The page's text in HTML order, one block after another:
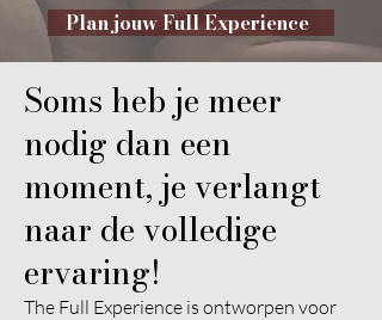
Plan jouw Full Experience
Soms heb je meer
nodig dan een
moment, je verlangt
naar de volledige
ervaring!
The Full Experience is ontworpen voor